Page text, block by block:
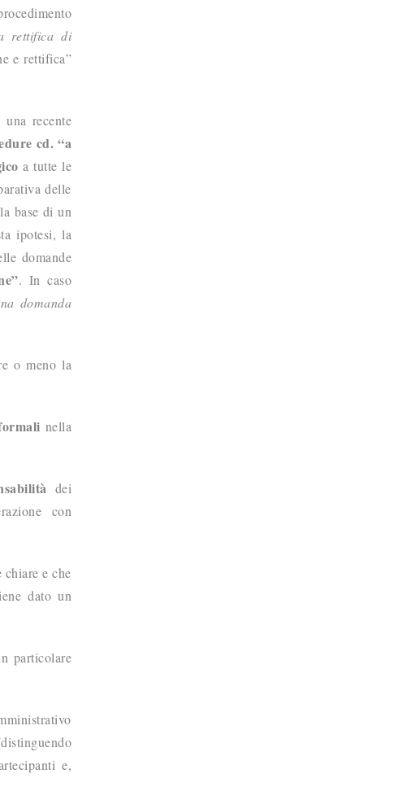
rettifica di
e rettifica”
recente
cd. “a
a tutte le
delle
base di un
ipotesi, la
domande
. In caso
domanda
o meno la
nella
dei
con
e che
dato un
particolare
e,